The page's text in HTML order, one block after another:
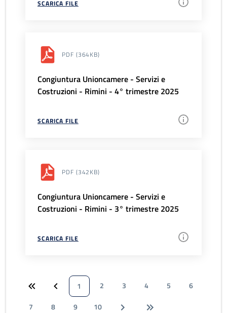
SCARICA FILE
PDF (364KB)
Congiuntura Unioncamere - Servizi e
Costruzioni - Rimini - 4° trimestre 2025
SCARICA FILE
PDF (342KB)
Congiuntura Unioncamere - Servizi e
Costruzioni - Rimini - 3° trimestre 2025
SCARICA FILE
1 2 3 4 5
6
7
8 9 10